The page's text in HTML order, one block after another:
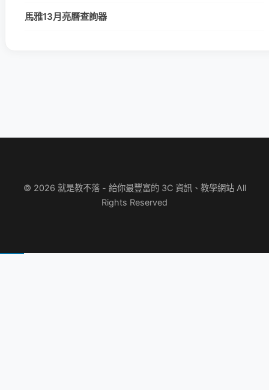
馬雅13月亮曆查詢器
© 2026 就是教不落 - 給你最豐富的 3C 資訊、教學網站 All
Rights Reserved